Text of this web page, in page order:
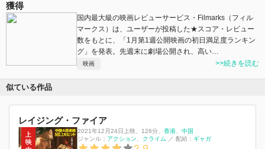
獲得
国内最大級の映画レビューサービス・Filmarks（フィル
マークス）は、ユーザーが投稿した★スコア・レビュー
数をもとに、「1月第1週公開映画の初日満足度ランキン
グ」を発表。先週末に劇場公開され、高い…
映画 >>続きを読む
似ている作品
レイジング・ファイア
2021年12月24日上映 126分 香港
中国
ジャンル： アクション クライム ／ 配給： ギャガ